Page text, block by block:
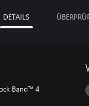
DETAILS
Band™ 4